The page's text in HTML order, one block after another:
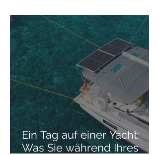
Ein Tag auf einer Yacht:
Was Sie während Ihres